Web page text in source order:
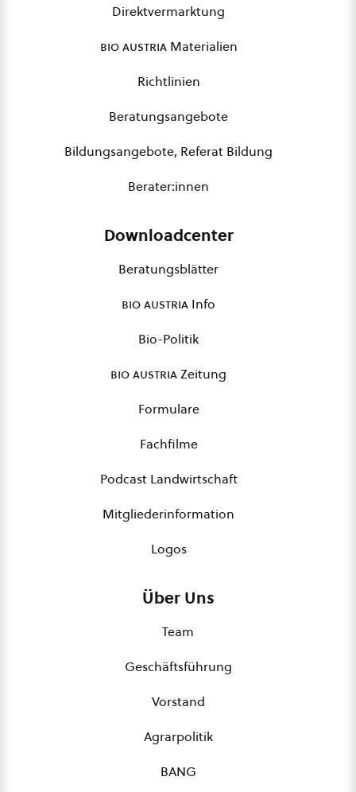
Direktvermarktung
bio austriaMaterialien
Richtlinien
Beratungsangebote
Bildungsangebote, Referat Bildung
Berater:innen
Downloadcenter
Beratungsblätter
bio austria Info
Bio-Politik
bio austriaZeitung
Formulare
Fachfilme
Podcast Landwirtschaft
Mitgliederinformation
Logos
Über Uns
Team
Geschäftsführung
Vorstand
Agrarpolitik
BANG